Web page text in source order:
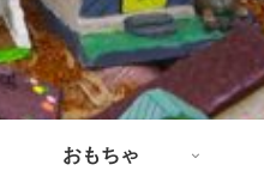
おもちゃ